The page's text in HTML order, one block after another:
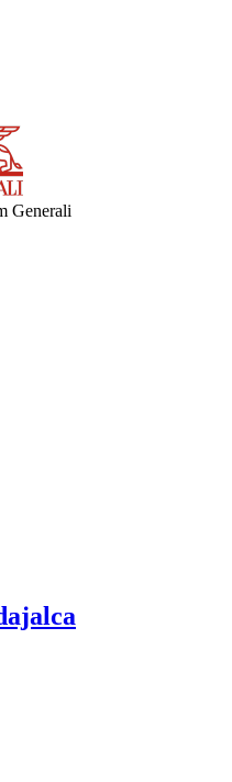
Generali